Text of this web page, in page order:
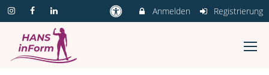
Anmelden Registrierung